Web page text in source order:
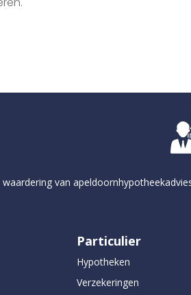
waardering van
Particulier
Hypotheken
Verzekeringen